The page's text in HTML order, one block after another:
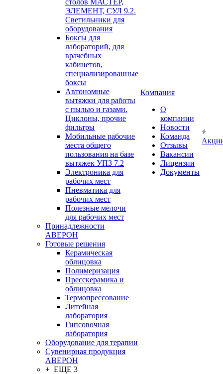
столов МАСТЕР,
ЭЛЕМЕНТ, СУЛ 9.2.
Светильники для
оборудования
Боксы для
лабораторий, для
врачебных
кабинетов,
специализированные
боксы
Автономные
вытяжки для работы
с пылью и газами.
Циклоны, прочие
фильтры
Мобильные рабочие
места общего
пользования на базе
вытяжек УПЗ 7.2
Электроника для
рабочих мест
Пневматика для
рабочих мест
Полезные мелочи
для рабочих мест
Принадлежности
АВЕРОН
Готовые решения
Керамическая
облицовка
Полимеризация
Пресскерамика и
облицовка
Термопрессование
Литейная
лаборатория
Гипсовочная
лаборатория
Оборудование для терапии
Сувенирная продукция
АВЕРОН
+ ЕЩЕ 3
Компания
О
компании
Новости
Команда
Отзывы
Вакансии
Лицензии
Документы